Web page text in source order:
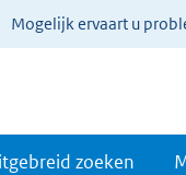
Mogelijk ervaart u
zoeken